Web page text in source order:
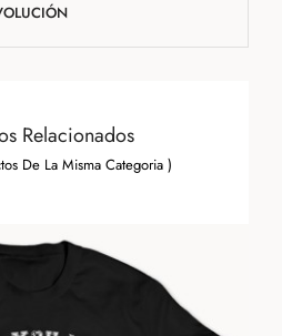
Relacionados
De La Misma Categoria )